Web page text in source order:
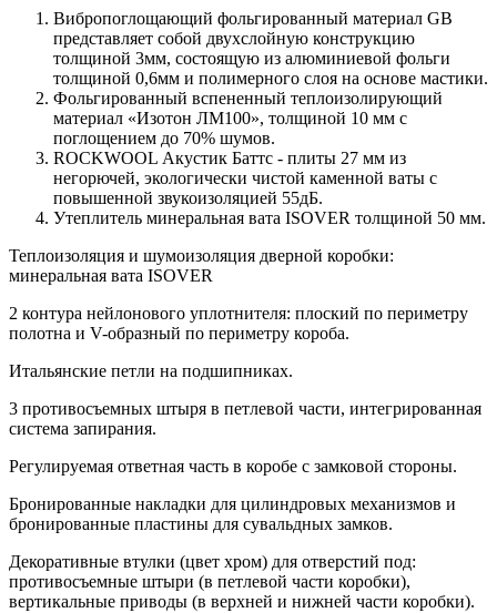
Вибропоглощающий фольгированный материал GB
представляет собой двухслойную конструкцию
толщиной 3мм, состоящую из алюминиевой фольги
толщиной 0,6мм и полимерного слоя на основе мастики.
Фольгированный вспененный теплоизолирующий
материал «Изотон ЛМ100», толщиной 10 мм с
поглощением до 70% шумов.
ROCKWOOL Акустик Баттс - плиты 27 мм из
негорючей, экологически чистой каменной ваты с
повышенной звукоизоляцией 55дБ.
Утеплитель минеральная вата ISOVER толщиной 50 мм.
Теплоизоляция и шумоизоляция дверной коробки:
минеральная вата ISOVER
2 контура нейлонового уплотнителя: плоский по периметру
полотна и V-образный по периметру короба.
Итальянские петли на подшипниках.
3 противосъемных штыря в петлевой части, интегрированная
система запирания.
Регулируемая ответная часть в коробе с замковой стороны.
Бронированные накладки для цилиндровых механизмов и
бронированные пластины для сувальдных замков.
Декоративные втулки (цвет хром) для отверстий под:
противосъемные штыри (в петлевой части коробки),
вертикальные приводы (в верхней и нижней части коробки).